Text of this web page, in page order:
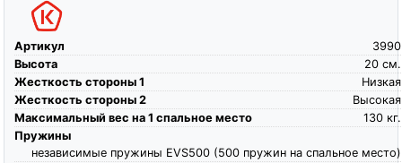
Артикул
3990
Высота
см.
20
Жесткость стороны 1
Низкая
Жесткость стороны 2
Высокая
Максимальный вес на 1 спальное место
кг.
130
Пружины
независимые пружины EVS500 (500 пружин на спальное место)